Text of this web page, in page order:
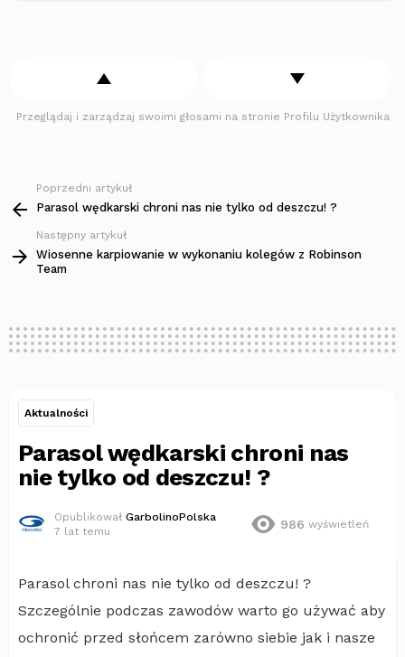
Przeglądaj i zarządzaj swoimi głosami na stronie Profilu Użytkownika
Zobacz
więcej
Poprzedni artykuł
Parasol wędkarski chroni nas nie tylko od deszczu! ?
Następny artykuł
Wiosenne karpiowanie w wykonaniu kolegów z Robinson
Team
Aktualności
Parasol wędkarski chroni nas
nie tylko od deszczu! ?
Opublikował GarbolinoPolska
7 lat temu
986 wyświetleń
Parasol chroni nas nie tylko od deszczu! ?
Szczególnie podczas zawodów warto go używać aby
ochronić przed słońcem zarówno siebie jak i nasze